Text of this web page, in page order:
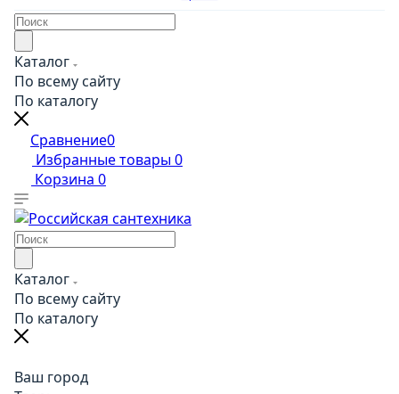
Каталог
По всему сайту
По каталогу
Сравнение0
Избранные товары0
Корзина 0
Каталог
По всему сайту
По каталогу
Ваш город